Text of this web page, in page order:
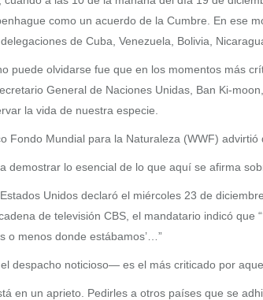
como un acuerdo de la Cumbre. En ese
de Cuba, Venezuela, Bolivia,
puede olvidarse fue que en los momentos más
General de Naciones Unidas, Ban Ki-
la vida de nuestra especie.
Fondo Mundial para la Naturaleza (WWF)
demostrar lo esencial de lo que aquí se afirma
Unidos declaró el miércoles 23 de
de televisión CBS, el mandatario indicó
o menos donde estábamos’…”
despacho noticioso— es el más criticado por
en un aprieto. Pedirles a otros países que se